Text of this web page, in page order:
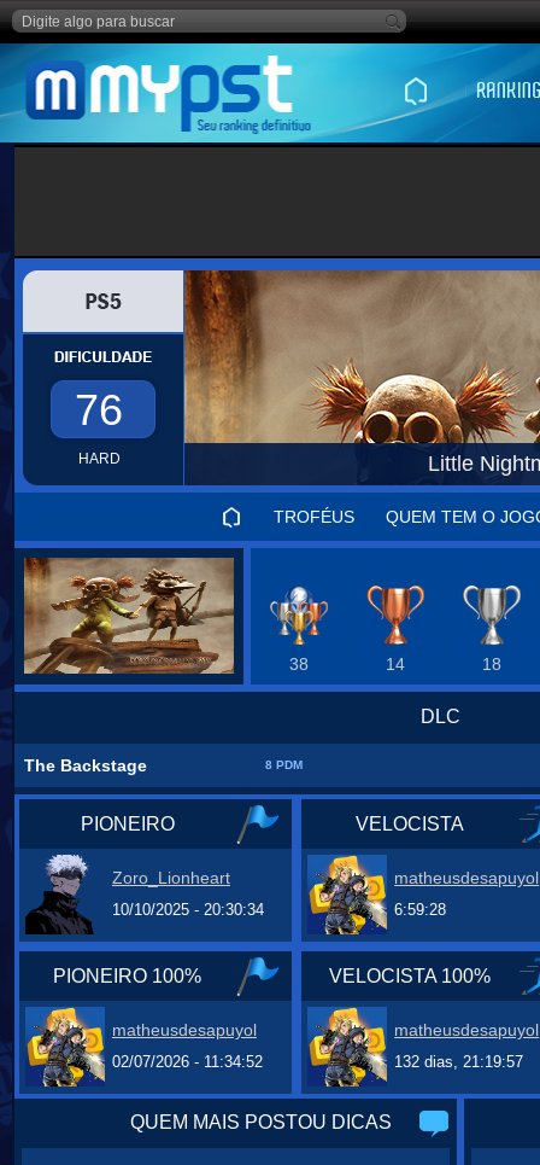
76
HARD Little
TROFÉUS QUEM TEM O
38 14 18
DLC
The Backstage 8 PDM
PIONEIRO
Zoro_Lionheart
10/10/2025 - 20:30:34
VELOCISTA
matheusdesapuyol
6:59:28
PIONEIRO 100%
matheusdesapuyol
02/07/2026 - 11:34:52
VELOCISTA 100%
matheusdesapuyol
132 dias, 21:19:57
QUEM MAIS POSTOU DICAS